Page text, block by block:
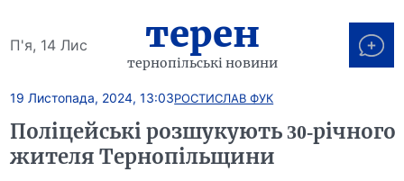
П'я, 14 Лис терен
тернопільські новини
19 Листопада, 2024, 13:03РОСТИСЛАВ ФУК
Поліцейські розшукують 30-річного
жителя Тернопільщини